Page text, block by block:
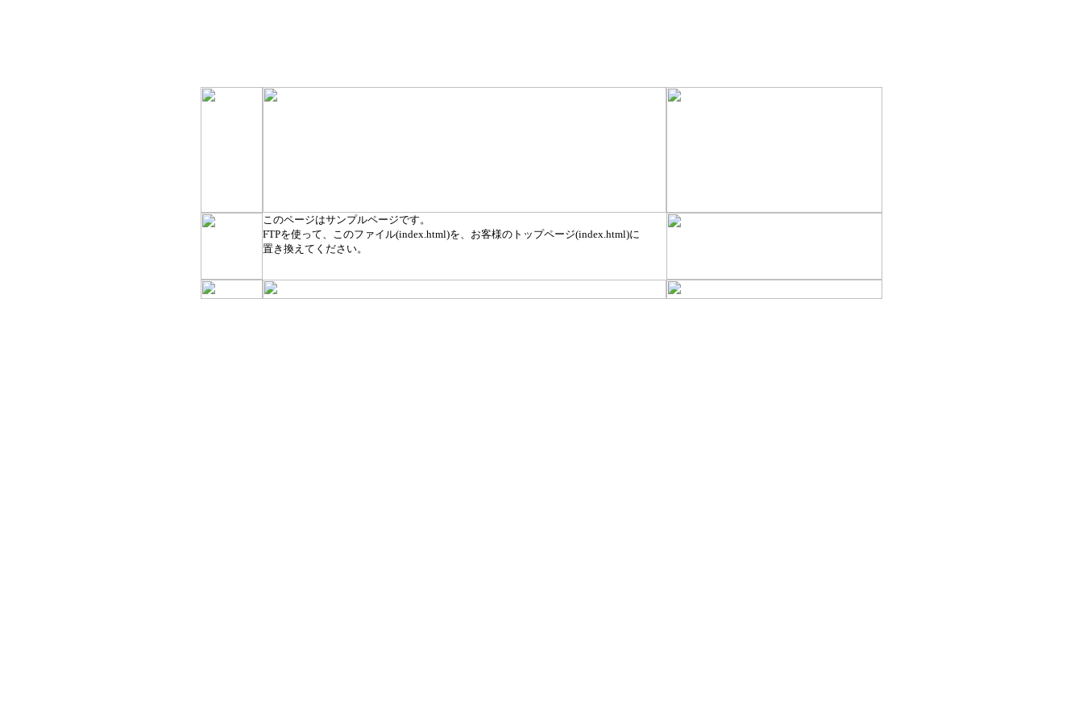
このページはサンプルページです。
FTPを使って、このファイル(index.html)を、お客様のトップページ(index.html)に
置き換えてください。